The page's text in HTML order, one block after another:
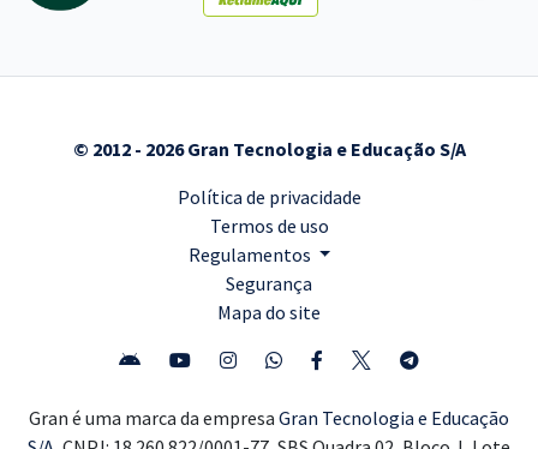
© 2012 - 2026 Gran Tecnologia e Educação S/A
Política de privacidade
Termos de uso
Regulamentos
Segurança
Mapa do site
Gran é uma marca da empresa Gran Tecnologia e Educação